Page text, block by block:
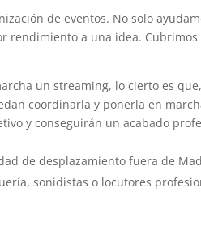
de eventos. No solo
rendimiento a una idea.
un streaming, lo cierto es
coordinarla y ponerla en
y conseguirán un acabado
de desplazamiento fuera de
sonidistas o locutores